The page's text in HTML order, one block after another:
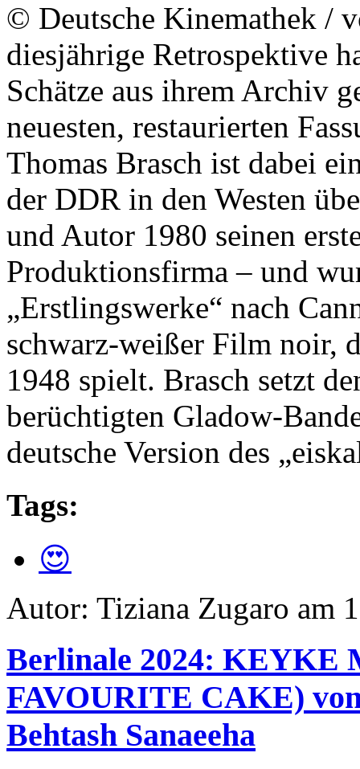
© Deutsche Kinemathek /
diesjährige Retrospektive
Schätze aus ihrem Archiv
neuesten, restaurierten
Thomas Brasch ist dabei
der DDR in den Westen
und Autor 1980 seinen
Produktionsfirma – und
„Erstlingswerke“ nach
schwarz-weißer Film noir,
1948 spielt. Brasch setzt
berüchtigten Gladow-
deutsche Version des
Tags:
😍
Autor: Tiziana Zugaro am
Berlinale 2024:
FAVOURITE CAKE)
Behtash Sanaeeha